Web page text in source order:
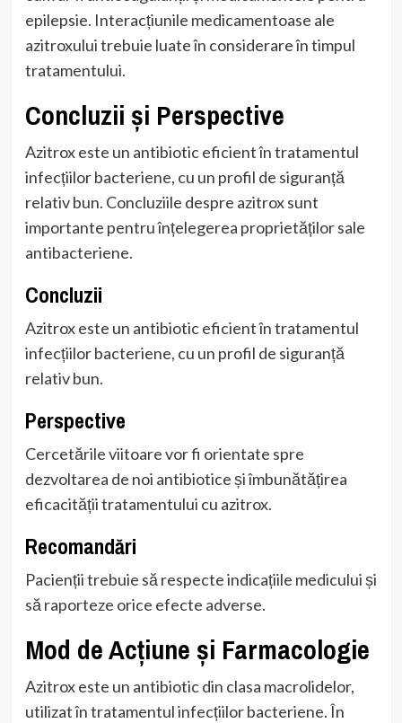
epilepsie. Interacțiunile medicamentoase ale
azitroxului trebuie luate în considerare în timpul
tratamentului.
Concluzii și Perspective
Azitrox este un antibiotic eficient în tratamentul
infecțiilor bacteriene, cu un profil de siguranță
relativ bun. Concluziile despre azitrox sunt
importante pentru înțelegerea proprietăților sale
antibacteriene.
Concluzii
Azitrox este un antibiotic eficient în tratamentul
infecțiilor bacteriene, cu un profil de siguranță
relativ bun.
Perspective
Cercetările viitoare vor fi orientate spre
dezvoltarea de noi antibiotice și îmbunătățirea
eficacității tratamentului cu azitrox.
Recomandări
Pacienții trebuie să respecte indicațiile medicului și
să raporteze orice efecte adverse.
Mod de Acțiune și Farmacologie
Azitrox este un antibiotic din clasa macrolidelor,
utilizat în tratamentul infecțiilor bacteriene. În